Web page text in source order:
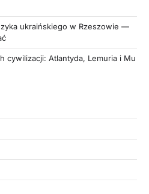
ukraińskiego w Rzeszowie —
cywilizacji: Atlantyda, Lemuria i Mu